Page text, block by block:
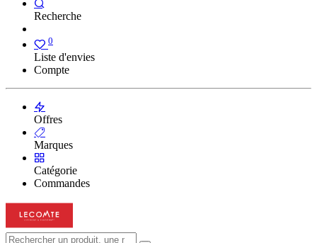
Recherche
0
Liste d'envies
Compte
Offres
Marques
Catégorie
Commandes